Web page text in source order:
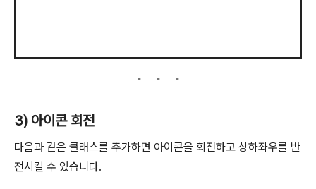
3) 아이콘 회전
다음과 같은 클래스를 추가하면 아이콘을 회전하고 상하좌우를 반
전시킬 수 있습니다.